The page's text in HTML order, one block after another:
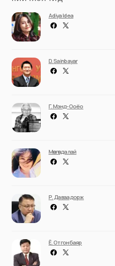
Adiya Idea
D. Sainbayar
Г. Мэнд-Ооёо
Мөнгөндалай
Р. Даваадорж
Ё. Отгонбаяр